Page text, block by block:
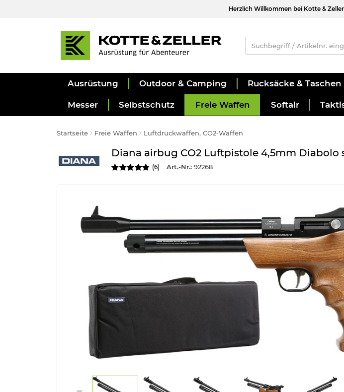
Herzlich Willkommen bei Kotte &
Ausrüstung Outdoor & Camping Rucksäcke & Taschen
Messer Selbstschutz Freie Waffen Softair
Startseite Freie Waffen Luftdruckwaffen, CO2-Waffen
Diana airbug CO2 Luftpistole 4,5mm Diabolo
(6) Art.-Nr.:92268